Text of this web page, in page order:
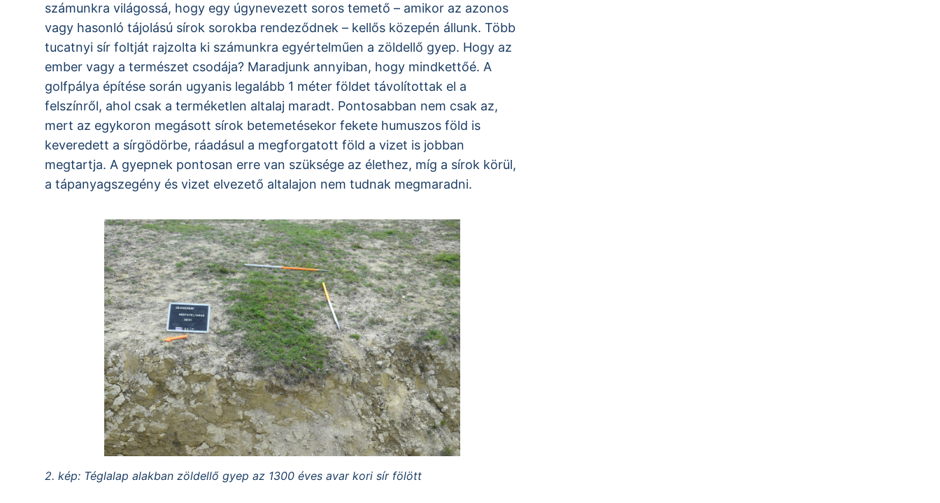
számunkra világossá, hogy egy úgynevezett soros temető – amikor az azonos
vagy hasonló tájolású sírok sorokba rendeződnek – kellős közepén állunk. Több
tucatnyi sír foltját rajzolta ki számunkra egyértelműen a zöldellő gyep. Hogy az
ember vagy a természet csodája? Maradjunk annyiban, hogy mindkettőé. A
golfpálya építése során ugyanis legalább 1 méter földet távolítottak el a
felszínről, ahol csak a terméketlen altalaj maradt. Pontosabban nem csak az,
mert az egykoron megásott sírok betemetésekor fekete humuszos föld is
keveredett a sírgödörbe, ráadásul a megforgatott föld a vizet is jobban
megtartja. A gyepnek pontosan erre van szüksége az élethez, míg a sírok körül,
a tápanyagszegény és vizet elvezető altalajon nem tudnak megmaradni.
2. kép: Téglalap alakban zöldellő gyep az 1300 éves avar kori sír fölött